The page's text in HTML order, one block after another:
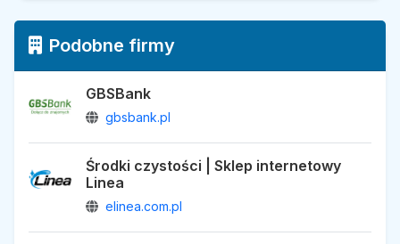
Podobne firmy
GBSBank
gbsbank.pl
Środki czystości | Sklep internetowy
Linea
elinea.com.pl